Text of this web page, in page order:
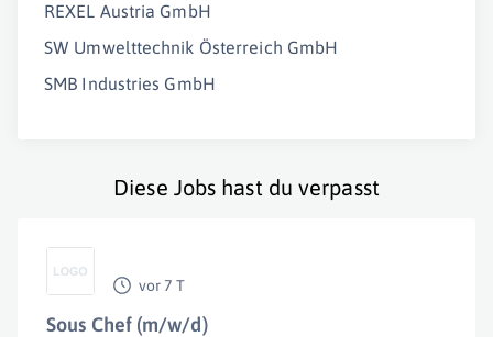
REXEL Austria GmbH
SW Umwelttechnik Österreich GmbH
SMB Industries GmbH
Diese Jobs hast du verpasst
vor 7 T
Sous Chef (m/w/d)